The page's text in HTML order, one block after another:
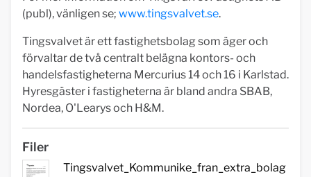
(publ), vänligen se; www.tingsvalvet.se.
Tingsvalvet är ett fastighetsbolag som äger och
förvaltar de två centralt belägna kontors- och
handelsfastigheterna Mercurius 14 och 16 i Karlstad.
Hyresgäster i fastigheterna är bland andra SBAB,
Nordea, O'Learys och H&M.
Filer
Tingsvalvet_Kommunike_fran_extra_bolag